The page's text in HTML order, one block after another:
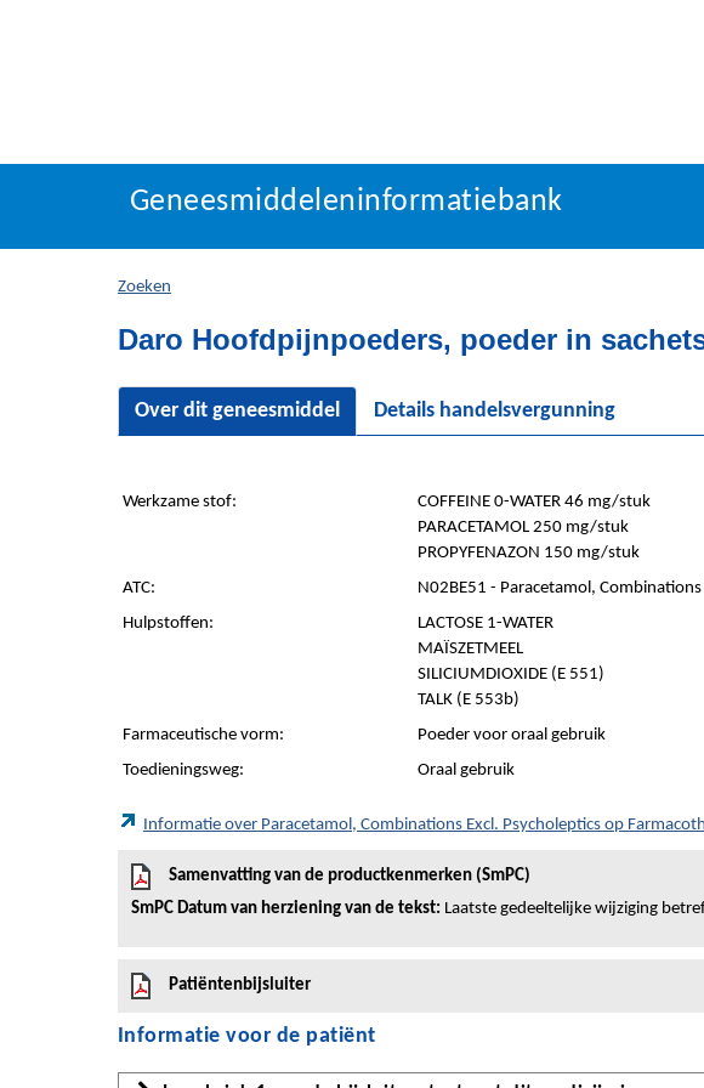
Geneesmiddeleninformatiebank
U
hier:
Geneesmiddeleninformatiebank
Zoeken
Daro Hoofdpijnpoeders, poeder in
Over dit geneesmiddel Details handelsvergunning
Werkzame stof:
COFFEINE 0-WATER 46 mg/stuk
PARACETAMOL 250 mg/stuk
PROPYFENAZON 150 mg/stuk
ATC:
N02BE51 - Paracetamol,
Hulpstoffen:
LACTOSE 1-WATER
MAÏSZETMEEL
SILICIUMDIOXIDE (E 551)
TALK (E 553b)
Farmaceutische vorm:
Poeder voor oraal gebruik
Toedieningsweg:
Oraal gebruik
Informatie over Paracetamol, Combinations Excl. Psycholeptics op
Samenvatting van de productkenmerken (SmPC)
SmPC Datum van herziening van de tekst: Laatste gedeeltelijke wijziging
Patiëntenbijsluiter
Informatie voor de patiënt